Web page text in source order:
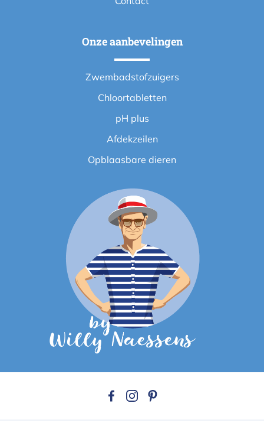
Onze aanbevelingen
Zwembadstofzuigers
Chloortabletten
pH plus
Afdekzeilen
Opblaasbare dieren